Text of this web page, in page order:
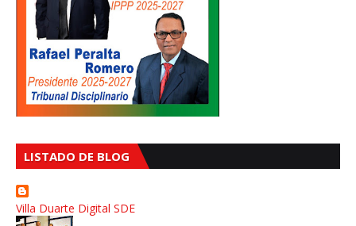
LISTADO DE BLOG
Villa Duarte Digital SDE